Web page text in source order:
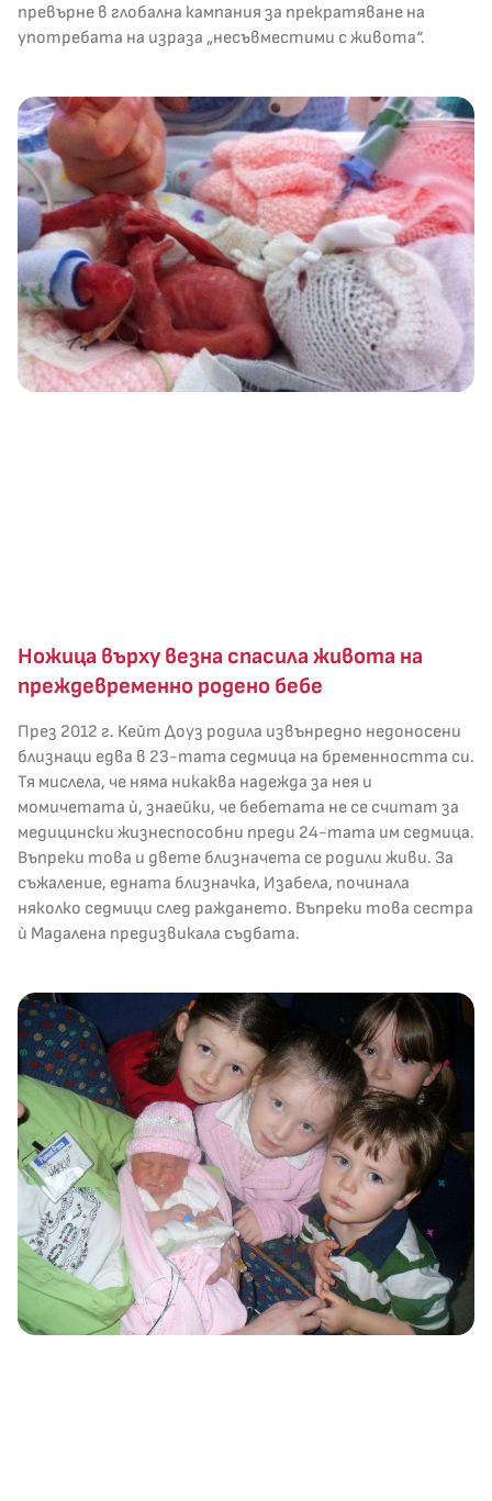
превърне в глобална кампания за прекратяване на
употребата на израза „несъвместими с живота“.
Ножица върху везна спасила живота на
преждевременно родено бебе
През 2012 г. Кейт Доуз родила извънредно недоносени
близнаци едва в 23-тaта седмица на бременността си.
Тя мислела, че няма никаква надежда за нея и
момичетата ѝ, знаейки, че бебетата не се считат за
медицински жизнеспособни преди 24-тата им седмица.
Въпреки това и двете близначета се родили живи. За
съжаление, едната близначка, Изабела, починала
няколко седмици след раждането. Въпреки това сестра
ѝ Мадалена предизвикала съдбата.